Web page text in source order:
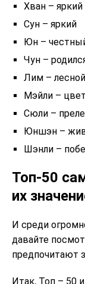
Хван – яркий
Сун – яркий
Юн –
Чун –
Лим – лесной
Мэйли –
Сюли –
Юншэн –
Шэнли –
Топ-50
их
И среди
давайте
предпочитают
Итак, Топ – 50